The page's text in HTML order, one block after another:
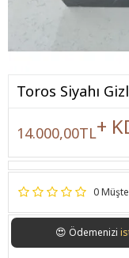
Toros Siyahı
0
14.000,00TL+
😍 Ödemenizi